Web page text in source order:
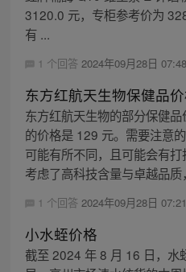
3120.0 元，专柜参考价为
有 ...
1 个回答 2024年09月28日 07:48
东方红航天生物保健品
东方红航天生物的部分保健
的价格是 129 元。需要注意
可能有所不同，且可能会有
考虑了高科技含量与卓越品
1 个回答 2024年09月28日 07:21
小水蛭价格
截至 2024 年 8 月 16 日，水